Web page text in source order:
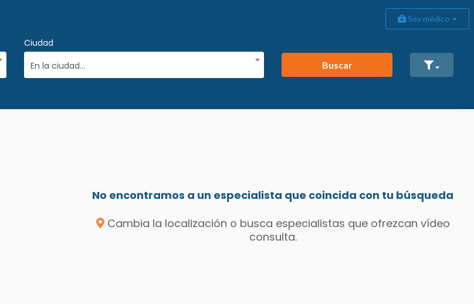
Soy médico
Ciudad
En la ciudad...
Buscar
No encontramos a un especialista que coincida con tu búsqueda
Cambia la localización o busca especialistas que ofrezcan vídeo
consulta.